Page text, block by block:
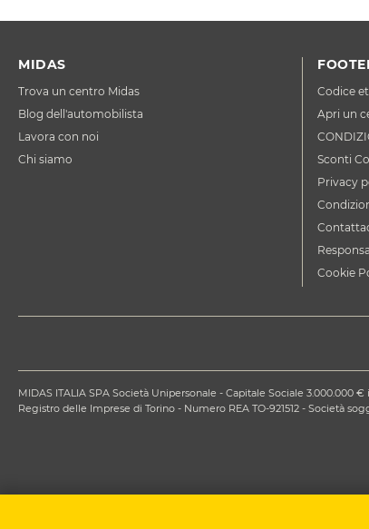
MIDAS
Trova un centro Midas
Blog dell'automobilista
Lavora con noi
Chi siamo
Codice
Apri un
Sconti
Privacy
Cookie
MIDAS ITALIA SPA Società Unipersonale - Capitale Sociale 3.000.000
Registro delle Imprese di Torino - Numero REA TO-921512 - Società